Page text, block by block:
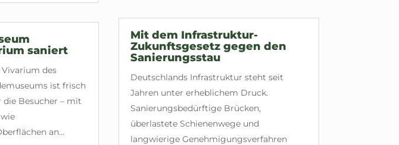
saniert
Vivarium des
ist frisch
Besucher – mit
an...
Mit dem Infrastruktur-
Zukunftsgesetz gegen den
Sanierungsstau
Deutschlands Infrastruktur steht seit
Jahren unter erheblichem Druck.
Sanierungsbedürftige Brücken,
überlastete Schienenwege und
langwierige Genehmigungsverfahren